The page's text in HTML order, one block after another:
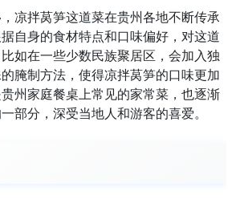
凉拌莴笋这道菜在贵州各地不断传承
自身的食材特点和口味偏好，对这道
如在一些少数民族聚居区，会加入独
腌制方法，使得凉拌莴笋的口味更加
州家庭餐桌上常见的家常菜，也逐渐
部分，深受当地人和游客的喜爱。